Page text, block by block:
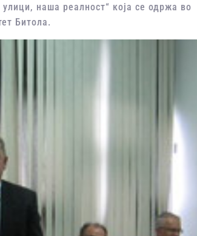
наша реалност“ која се одржа во
Битола.